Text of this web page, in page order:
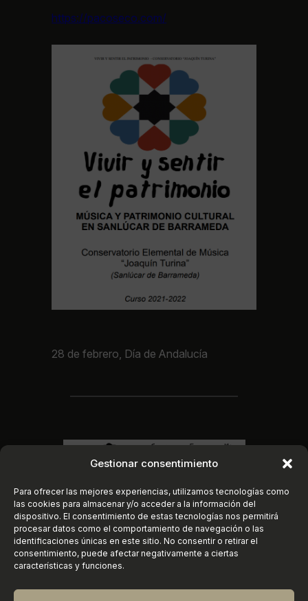
Gestionar consentimiento
Para ofrecer las mejores experiencias, utilizamos tecnologías como
las cookies para almacenar y/o acceder a la información del
dispositivo. El consentimiento de estas tecnologías nos permitirá
procesar datos como el comportamiento de navegación o las
identificaciones únicas en este sitio. No consentir o retirar el
consentimiento, puede afectar negativamente a ciertas
características y funciones.
https://pacoseco.com/
28 de febrero, Día de Andalucía